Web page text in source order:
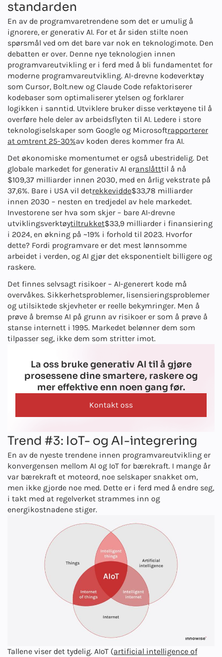
standarden
En av de programvaretrendene som det er umulig å
ignorere, er generativ AI. For et år siden stilte noen
spørsmål ved om det bare var nok en teknologimote. Den
debatten er over. Denne nye teknologien innen
programvareutvikling er i ferd med å bli fundamentet for
moderne programvareutvikling. AI-drevne kodeverktøy
som Cursor, Bolt.new og Claude Code refaktoriserer
kodebaser som optimaliserer ytelsen og forklarer
logikken i sanntid. Utviklere bruker disse verktøyene til å
overføre hele deler av arbeidsflyten til AI. Ledere i store
teknologiselskaper som Google og Microsoftrapporterer
at omtrent 25-30%av koden deres kommer fra AI.
Det økonomiske momentumet er også ubestridelig. Det
globale markedet for generativ AI eranslåtttil å nå
$109,37 milliarder innen 2030, med en årlig vekstrate på
37,6%. Bare i USA vil detrekkevidde$33,78 milliarder
innen 2030 – nesten en tredjedel av hele markedet.
Investorene ser hva som skjer – bare AI-drevne
utviklingsverktøytiltrukket$33,9 milliarder i finansiering
i 2024, en økning på ~19% i forhold til 2023. Hvorfor
dette? Fordi programvare er det mest lønnsomme
arbeidet i verden, og AI gjør det eksponentielt billigere og
raskere.
Det finnes selvsagt risikoer – AI-generert kode må
overvåkes. Sikkerhetsproblemer, lisensieringsproblemer
og utilsiktede skjevheter er reelle bekymringer. Men å
prøve å bremse AI på grunn av risikoer er som å prøve å
stanse internett i 1995. Markedet belønner dem som
tilpasser seg, ikke dem som stritter imot.
La oss bruke generativ AI til å gjøre
prosessene dine smartere, raskere og
mer effektive enn noen gang før.
Kontakt oss
Trend #3: IoT- og AI-integrering
En av de nyeste trendene innen programvareutvikling er
konvergensen mellom AI og IoT for bærekraft. I mange år
var bærekraft et moteord, noe selskaper snakket om,
men ikke gjorde noe med. Dette er i ferd med å endre seg,
i takt med at regelverket strammes inn og
energikostnadene stiger.
Tallene viser det tydelig. AIoT (artificial intelligence of